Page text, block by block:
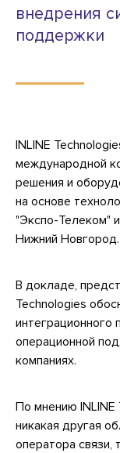
внедрения
поддержки
INLINE
международной
решения и
на основе
"Экспо-Телеком"
Нижний Новгород.
В докладе,
Technologies
операционной
компаниях.
По мнению INLINE
никакая другая
оператора связи,